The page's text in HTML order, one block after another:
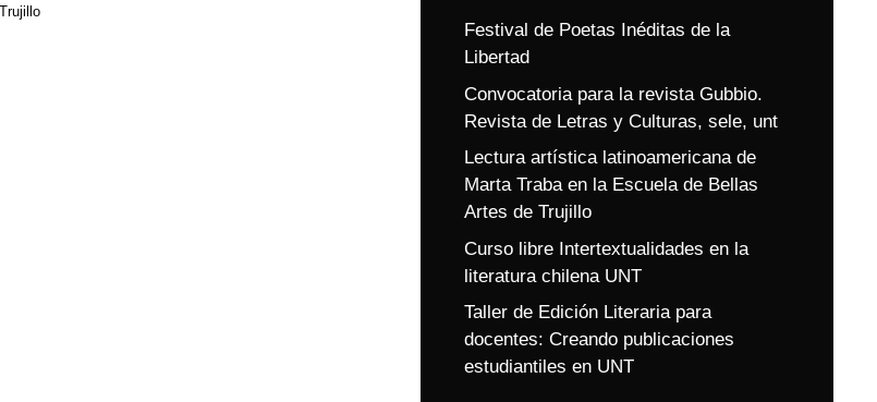
Festival de Poetas Inéditas de la
Libertad
Convocatoria para la revista Gubbio.
Revista de Letras y Culturas, sele, unt
Lectura artística latinoamericana de
Marta Traba en la Escuela de Bellas
Artes de Trujillo
Curso libre Intertextualidades en la
literatura chilena UNT
Taller de Edición Literaria para
docentes: Creando publicaciones
estudiantiles en UNT